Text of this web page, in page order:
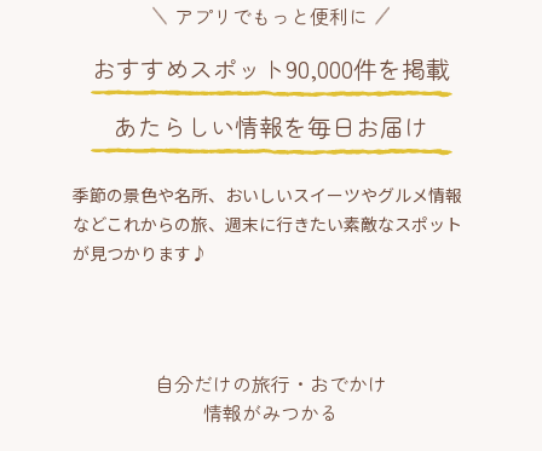
アプリでもっと便利に
おすすめスポット90,000件を掲載
あたらしい情報を毎日お届け
季節の景色や名所、おいしいスイーツやグルメ情報
などこれからの旅、週末に行きたい素敵なスポット
が見つかります♪
自分だけの旅行・おでかけ
情報がみつかる